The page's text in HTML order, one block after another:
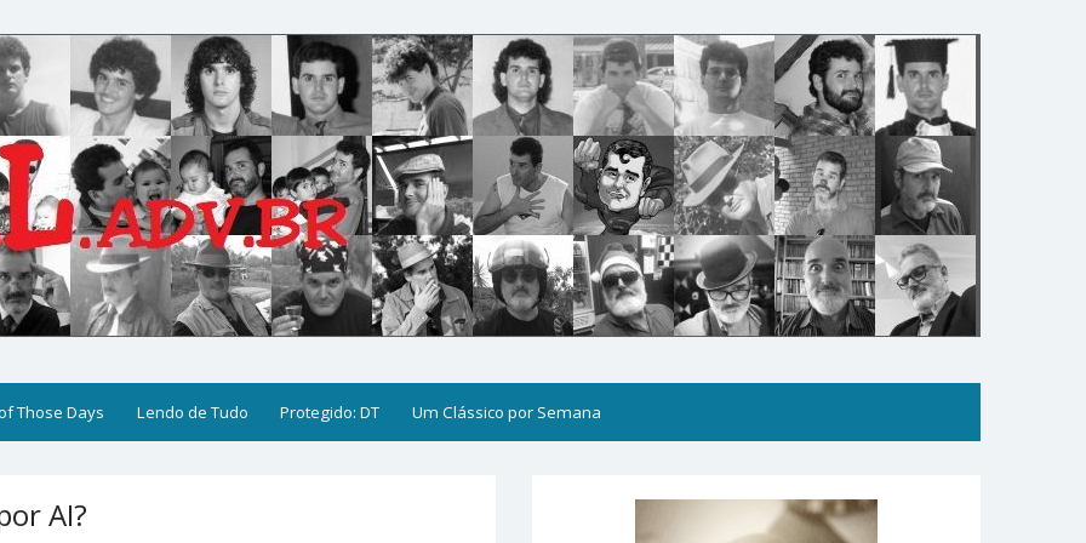
Those Days Lendo de Tudo Protegido: DT Um Clássico por Semana
AI?